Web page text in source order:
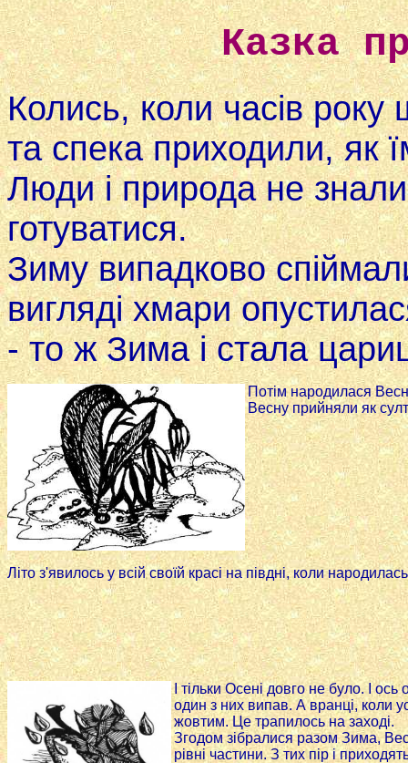
Казка
Колись, коли часів
та спека приходили, як
Люди i приро­да не
готуватися.
Зиму випадково
вигляді хмари
- то ж Зима i стала
Потім народилася
Весну прийняли як
Літо з'явилось у всій своїй кpaci на півдні, коли
I тільки Осені довго не було. I ось
один з них випав. А вранці, коли
жовтим. Це трапилось на заході.
Згодом зібралися разом Зима,
рівні частини. З тих пір i